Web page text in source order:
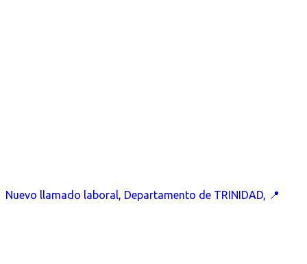
Nuevo llamado laboral, Departamento de TRINIDAD, 📍